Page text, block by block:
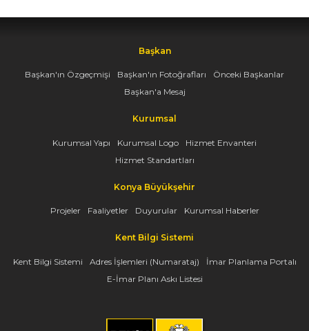
Başkan
Başkan'ın Özgeçmişi Başkan'ın Fotoğrafları
Önceki Başkanlar
Başkan'a Mesaj
Kurumsal
Kurumsal Yapı Kurumsal Logo
Hizmet Envanteri
Hizmet Standartları
Konya Büyükşehir
Projeler Faaliyetler Duyurular Kurumsal Haberler
Kent Bilgi Sistemi
Kent Bilgi Sistemi Adres İşlemleri (Numarataj)
İmar Planlama Portalı
E-İmar Planı Askı Listesi